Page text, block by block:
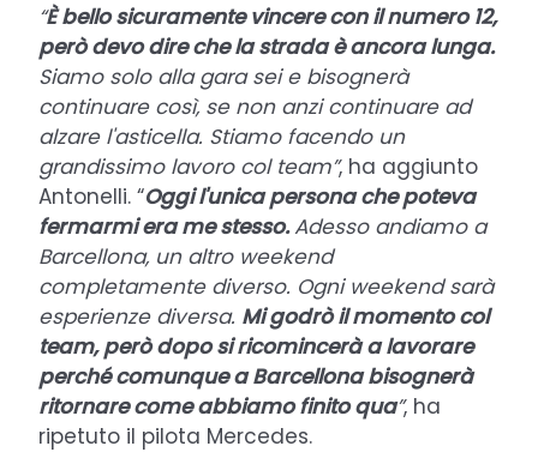
“È bello sicuramente vincere con il numero 12,
però devo dire che la strada è ancora lunga.
Siamo solo alla gara sei e bisognerà
continuare così, se non anzi continuare ad
alzare l'asticella. Stiamo facendo un
grandissimo lavoro col team”, ha aggiunto
Antonelli. “Oggi l'unica persona che poteva
fermarmi era me stesso.Adesso andiamo a
Barcellona, un altro weekend
completamente diverso. Ogni weekend sarà
esperienze diversa. Mi godrò il momento col
team, però dopo si ricomincerà a lavorare
perché comunque a Barcellona bisognerà
ritornare come abbiamo finito qua”, ha
ripetuto il pilota Mercedes.